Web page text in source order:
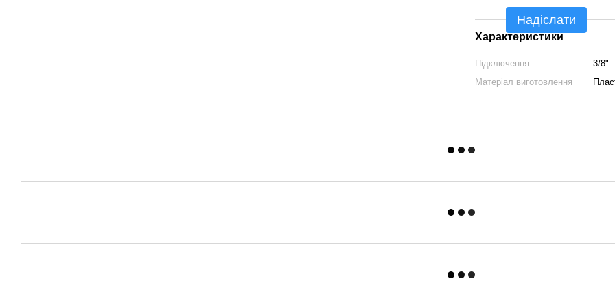
Надіслати
Характеристики
Підключення
3/8"
Матеріал виготовлення